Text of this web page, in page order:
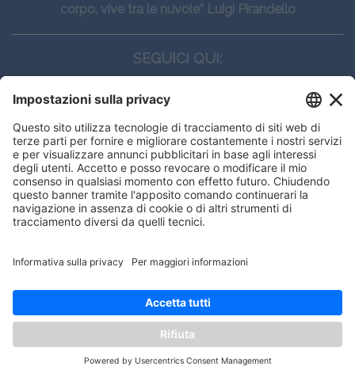
corpo, vive tra le nuvole” Luigi Pirandello
SEGUICI QUI:
CONTATTI
Edi.Ermes srl
Viale E. Forlanini, 21 - 20134, Milano
(+39)027021121
E-mail:eeinfo@eenet.it
ORARI
Lunedì — Giovedì: - 08:30 - 13:00 – 14:00 - 17:30
Venerdì: - 08:30 - 13:00 – 14:00 - 16:00
offrirti la migliore navigazione
OK